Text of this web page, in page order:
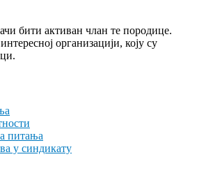
бити активан члан те породице.
организацији, коју су
питања
у синдикату